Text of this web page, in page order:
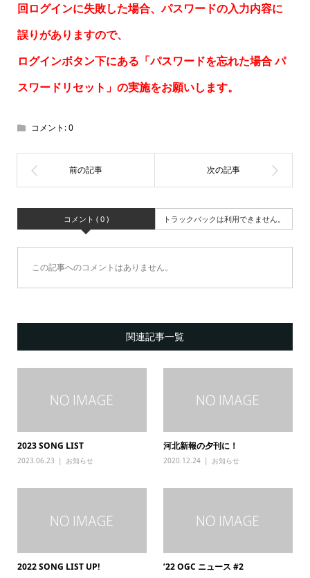
回ログインに失敗した場合、パスワードの入力内容に
誤りがありますので、
ログインボタン下にある「パスワードを忘れた場合パ
スワードリセット 」の実施をお願いします。
コメント:0
コメント ( 0 ) トラックバックは利用できません。
この記事へのコメントはありません。
関連記事一覧
2023 SONG LIST
2023.06.23 お知らせ
河北新報の夕刊に！
2020.12.24 お知らせ
2022 SONG LIST UP! ’22 OGC ニュース #2